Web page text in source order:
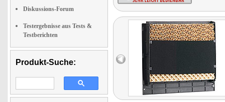
Diskussions-Forum
Testergebnisse aus Tests &
Testberichten
Produkt-Suche: